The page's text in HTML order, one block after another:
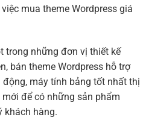
mua theme Wordpress giá
trong những đơn vị thiết kế
bán theme Wordpress hỗ trợ
máy tính bảng tốt nhất thị
để có những sản phẩm
khách hàng.